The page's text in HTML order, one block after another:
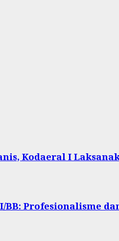
Kodaeral I
Profesionalisme